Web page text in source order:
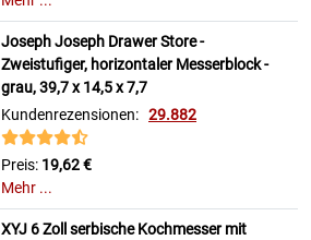
Joseph Joseph Drawer Store -
Zweistufiger, horizontaler Messerblock -
grau, 39,7 x 14,5 x 7,7
Kundenrezensionen: 29.882
Preis: 19,62 €
Mehr ...
XYJ 6 Zoll serbische Kochmesser mit